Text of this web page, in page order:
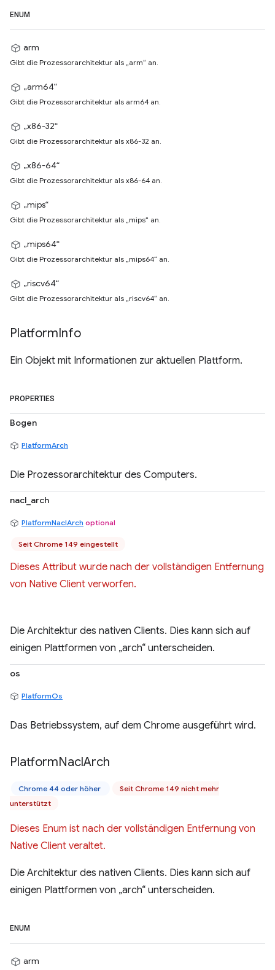
ENUM
arm
Gibt die Prozessorarchitektur als „arm“ an.
„arm64“
Gibt die Prozessorarchitektur als arm64 an.
„x86-32“
Gibt die Prozessorarchitektur als x86-32 an.
„x86-64“
Gibt die Prozessorarchitektur als x86-64 an.
„mips“
Gibt die Prozessorarchitektur als „mips“ an.
„mips64“
Gibt die Prozessorarchitektur als „mips64“ an.
„riscv64“
Gibt die Prozessorarchitektur als „riscv64“ an.
PlatformInfo
Ein Objekt mit Informationen zur aktuellen Plattform.
PROPERTIES
Bogen
PlatformArch
Die Prozessorarchitektur des Computers.
nacl_arch
PlatformNaclArch optional
Seit Chrome 149 eingestellt
Dieses Attribut wurde nach der vollständigen Entfernung
von Native Client verworfen.
Die Architektur des nativen Clients. Dies kann sich auf
einigen Plattformen von „arch“ unterscheiden.
os
PlatformOs
Das Betriebssystem, auf dem Chrome ausgeführt wird.
PlatformNaclArch
Chrome 44 oder höher
Seit Chrome 149 nicht mehr
unterstützt
Dieses Enum ist nach der vollständigen Entfernung von
Native Client veraltet.
Die Architektur des nativen Clients. Dies kann sich auf
einigen Plattformen von „arch“ unterscheiden.
ENUM
arm